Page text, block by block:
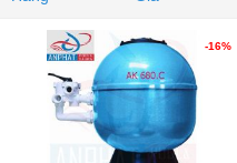
Máy bơm bể bơi
Máy lọc nước bể bơi
Hóa chất xử lý nước bể bơi
-16%